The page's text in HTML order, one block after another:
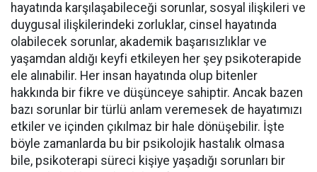
hayatında karşılaşabileceği sorunlar, sosyal ilişkileri ve
duygusal ilişkilerindeki zorluklar, cinsel hayatında
olabilecek sorunlar, akademik başarısızlıklar ve
yaşamdan aldığı keyfi etkileyen her şey psikoterapide
ele alınabilir. Her insan hayatında olup bitenler
hakkında bir fikre ve düşünceye sahiptir. Ancak bazen
bazı sorunlar bir türlü anlam veremesek de hayatımızı
etkiler ve içinden çıkılmaz bir hale dönüşebilir. İşte
böyle zamanlarda bu bir psikolojik hastalık olmasa
bile, psikoterapi süreci kişiye yaşadığı sorunları bir